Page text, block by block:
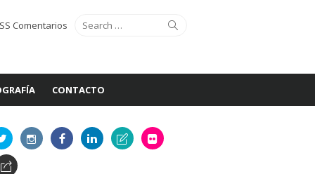
Search
for:
Comentarios
CONTACTO